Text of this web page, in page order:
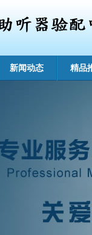
新闻动态 精品